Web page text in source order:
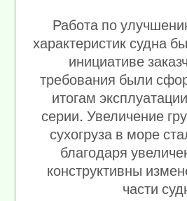
Работа по
характеристик судна
инициативе
требования были
итогам
серии. Увеличение
сухогруза в море
благодаря
конструктивны
части